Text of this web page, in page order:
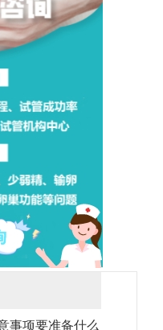
哪些手续？（如果还想了解
更多的试管婴儿流程、费
用、成功率，可点击在线咨
询，询问专业顾问，解决相